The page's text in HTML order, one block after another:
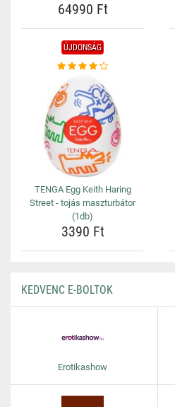
64990 Ft
ÚJDONSÁG
TENGA Egg Keith Haring
Street - tojás maszturbátor
(1db)
3390 Ft
KEDVENC E-BOLTOK
Erotikashow